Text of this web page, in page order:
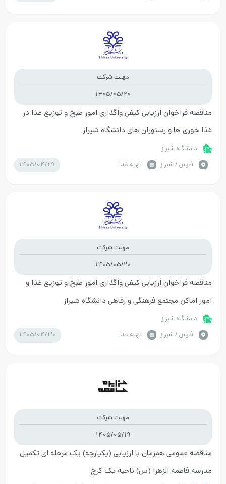
مهلت شرکت
1405/05/20
مناقصه فراخوان ارزیابی کیفی واگذاری امور طبخ و توزیع غذا در
غذا خوری ها و رستوران های دانشگاه شیراز
دانشگاه شیراز
فارس / شیراز
تهیه غذا 1405/04/29
مهلت شرکت
1405/05/20
مناقصه فراخوان ارزیابی کیفی واگذاری امور طبخ و توزیع غذا و
امور اماکن مجتمع فرهنگی و رفاهی دانشگاه شیراز
دانشگاه شیراز
فارس / شیراز
تهیه غذا 1405/04/30
مهلت شرکت
1405/05/19
مناقصه عمومی همزمان با ارزیابی (یکپارچه) یک مرحله ای تکمیل
مدرسه فاطمه الزهرا (س) ناحیه یک کرج